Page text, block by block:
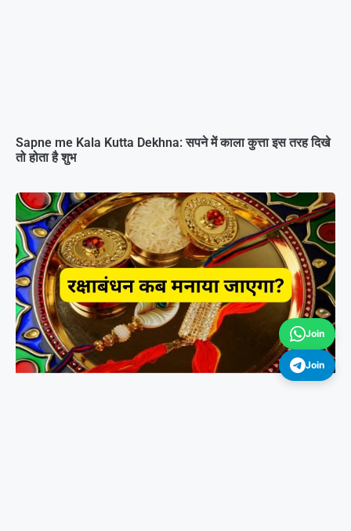
Sapne me Kala Kutta Dekhna: सपने में काला कुत्ता इस तरह दिखे
तो होता है शुभ
Join
Join